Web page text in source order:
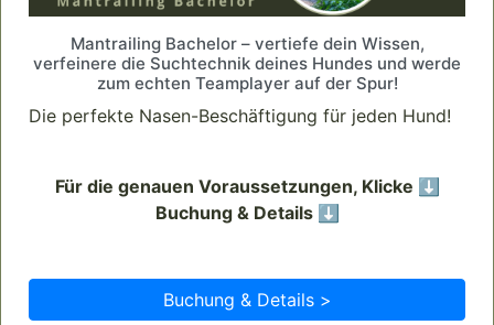
Mantrailing Bachelor – vertiefe dein Wissen,
verfeinere die Suchtechnik deines Hundes und werde
zum echten Teamplayer auf der Spur!
Die perfekte Nasen-Beschäftigung für jeden Hund!
Für die genauen Voraussetzungen, Klicke ⬇️
Buchung & Details ⬇️
Buchung & Details >